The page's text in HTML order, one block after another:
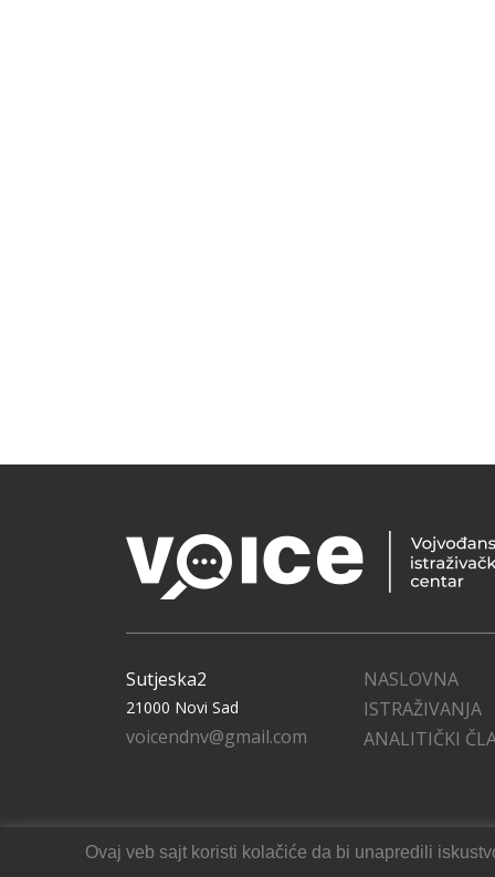
Sutjeska2
21000 Novi Sad
voicendnv@gmail.com
NASLOVNA
ISTRAŽIVANJA
ANALITIČKI
Ovaj veb sajt koristi kolačiće da bi unapredili